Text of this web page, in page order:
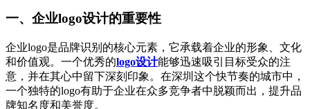
一、企业logo设计的重要性
企业logo是品牌识别的核心元素，它承载着企业的形象、文化
和价值观。一个优秀的logo设计能够迅速吸引目标受众的注
意，并在其心中留下深刻印象。在深圳这个快节奏的城市中，
一个独特的logo有助于企业在众多竞争者中脱颖而出，提升品
牌知名度和美誉度。